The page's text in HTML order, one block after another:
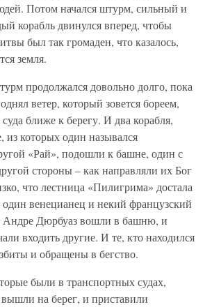
Потом начался штурм, сильный и
корабль двинулся вперед, чтобы
был так громаден, что казалось,
земля.
продолжался довольно долго, пока
ветер, который зовется бореем,
ближе к берегу. И два корабля,
из которых один назывался
«Рай», подошли к башне, один с
стороны – как направляли их Бог
что лестница «Пилигрима» достала
венецианец и некий французский
Андре Дюрбуаз вошли в башню, и
входить другие. И те, кто находился
и обращены в бегство.
были в транспортных судах,
на берег, и приставили